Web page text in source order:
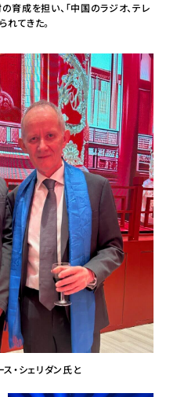
育成を担い、「中国のラジオ、テレ
れてきた。
・シェリダン氏と